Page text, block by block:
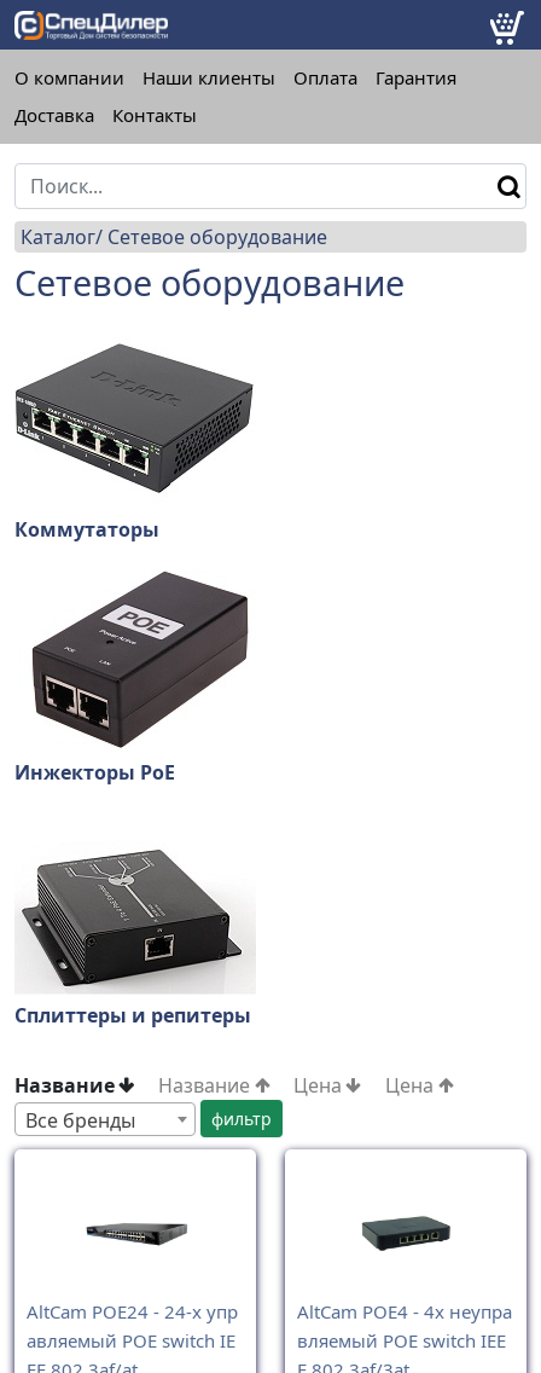
О компании Наши клиенты Оплата
Гарантия
Доставка
Контакты
Каталог Сетевое оборудование
Сетевое оборудование
Коммутаторы
Инжекторы PoE
Сплиттеры и репитеры
Название Название Цена
Цена
Все бренды
AltCam POE24 - 24-х упр
авляемый POE switch IE
AltCam POE4 - 4x неупра
вляемый POE switch IEE